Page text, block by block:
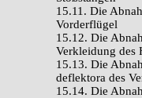
15.11. Die
Vorderflügel
15.12. Die
Verkleidung des
15.13. Die
deflektora des
15.14. Die